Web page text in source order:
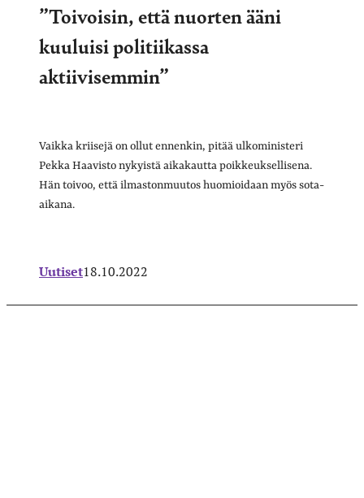
”Toivoisin, että nuorten ääni
kuuluisi politiikassa
aktiivisemmin”
Vaikka kriisejä on ollut ennenkin, pitää ulkoministeri
Pekka Haavisto nykyistä aikakautta poikkeuksellisena.
Hän toivoo, että ilmastonmuutos huomioidaan myös sota-
aikana.
Uutiset18.10.2022